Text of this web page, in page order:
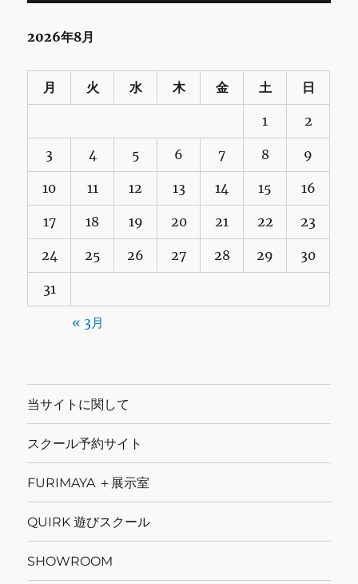
2026年8月
月 火 水 木 金 土 日
1 2
3 4 5 6 7 8 9
10 11 12 13 14 15 16
17 18 19 20 21 22 23
24 25 26 27 28 29 30
31
« 3月
当サイトに関して
スクール予約サイト
FURIMAYA ＋展示室
QUIRK 遊びスクール
SHOWROOM